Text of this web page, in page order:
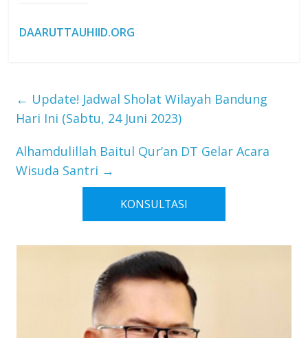
DAARUTTAUHIID.ORG
← Update! Jadwal Sholat Wilayah Bandung
Hari Ini (Sabtu, 24 Juni 2023)
Alhamdulillah Baitul Qur’an DT Gelar Acara
Wisuda Santri →
KONSULTASI